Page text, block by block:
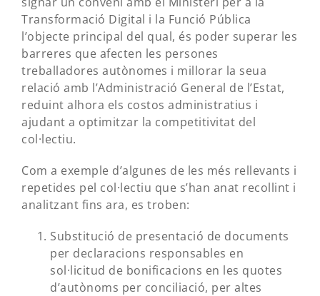
Transformació Digital i la Funció Pública
l’objecte principal del qual, és poder superar les
barreres que afecten les persones
treballadores autònomes i millorar la seua
relació amb l’Administració General de l’Estat,
reduint alhora els costos administratius i
ajudant a optimitzar la competitivitat del
col·lectiu.
Com a exemple d’algunes de les més rellevants i
repetides pel col·lectiu que s’han anat recollint i
analitzant fins ara, es troben:
Substitució de presentació de documents
per declaracions responsables en
sol·licitud de bonificacions en les quotes
d’autònoms per conciliació, per altes